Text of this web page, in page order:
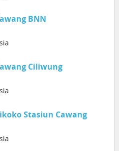
BNN
Ciliwung
Stasiun Cawang